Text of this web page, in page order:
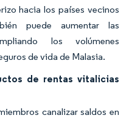
hacia los países vecinos
puede aumentar las
los volúmenes
de vida de Malasia.
de rentas vitalicias
canalizar saldos en